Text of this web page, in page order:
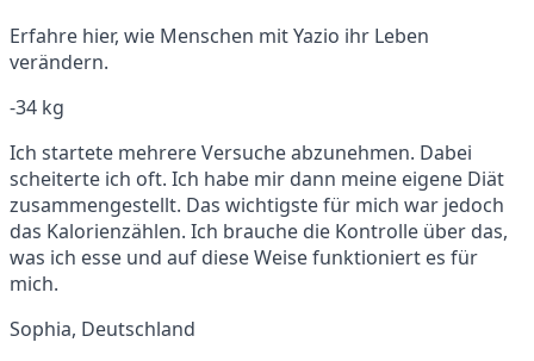
Erfahre hier, wie Menschen mit Yazio ihr Leben
verändern.
-34 kg
Ich startete mehrere Versuche abzunehmen. Dabei
scheiterte ich oft. Ich habe mir dann meine eigene Diät
zusammengestellt. Das wichtigste für mich war jedoch
das Kalorienzählen. Ich brauche die Kontrolle über das,
was ich esse und auf diese Weise funktioniert es für
mich.
Sophia, Deutschland